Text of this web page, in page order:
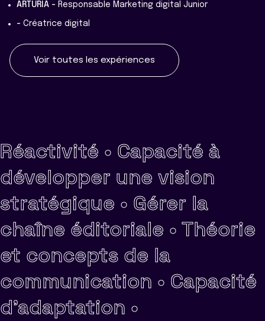
ARTURIA - Responsable Marketing digital Junior
- Créatrice digital
Voir toutes les expériences
Réactivité • Capacité à
développer une vision
stratégique • Gérer la
chaîne éditoriale • Théorie
et concepts de la
communication • Capacité
d'adaptation •